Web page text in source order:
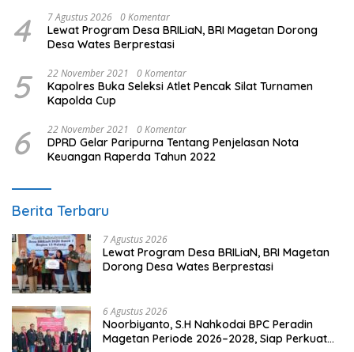
4 7 Agustus 2026 0 Komentar
Lewat Program Desa BRILiaN, BRI Magetan Dorong
Desa Wates Berprestasi
5 22 November 2021 0 Komentar
Kapolres Buka Seleksi Atlet Pencak Silat Turnamen
Kapolda Cup
6 22 November 2021 0 Komentar
DPRD Gelar Paripurna Tentang Penjelasan Nota
Keuangan Raperda Tahun 2022
Berita Terbaru
7 Agustus 2026
Lewat Program Desa BRILiaN, BRI Magetan
Dorong Desa Wates Berprestasi
6 Agustus 2026
Noorbiyanto, S.H Nahkodai BPC Peradin
Magetan Periode 2026–2028, Siap Perkuat